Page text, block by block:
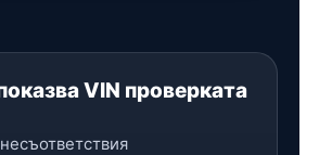
VIN проверката